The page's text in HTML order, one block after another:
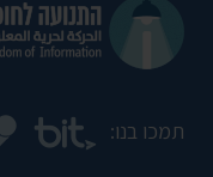
תמכו בנו: